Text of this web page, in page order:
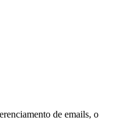
de emails, o